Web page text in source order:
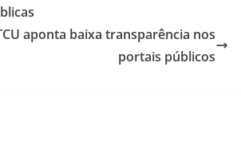
aponta baixa transparência nos
portais públicos